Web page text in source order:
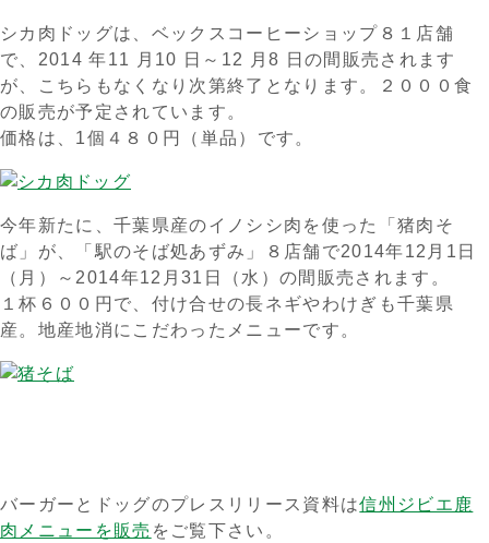
シカ肉ドッグは、ベックスコーヒーショップ８１店舗
で、2014 年11 月10 日～12 月8 日の間販売されます
が、こちらもなくなり次第終了となります。２０００食
の販売が予定されています。
価格は、1個４８０円（単品）です。
今年新たに、千葉県産のイノシシ肉を使った「猪肉そ
ば」が、「駅のそば処あずみ」８店舗で2014年12月1日
（月）～2014年12月31日（水）の間販売されます。
１杯６００円で、付け合せの長ネギやわけぎも千葉県
産。地産地消にこだわったメニューです。
バーガーとドッグのプレスリリース資料は信州ジビエ鹿
肉メニューを販売 をご覧下さい。